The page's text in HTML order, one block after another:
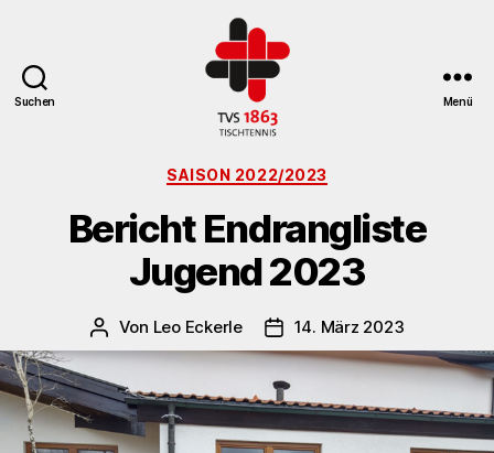
Suchen
St.
Tischtennisabteilung
Menü
Kategorien
SAISON 2022/2023
Bericht Endrangliste
Jugend 2023
Beitragsautor
Von Leo Eckerle Veröffentlichungsdatum
14. März 2023